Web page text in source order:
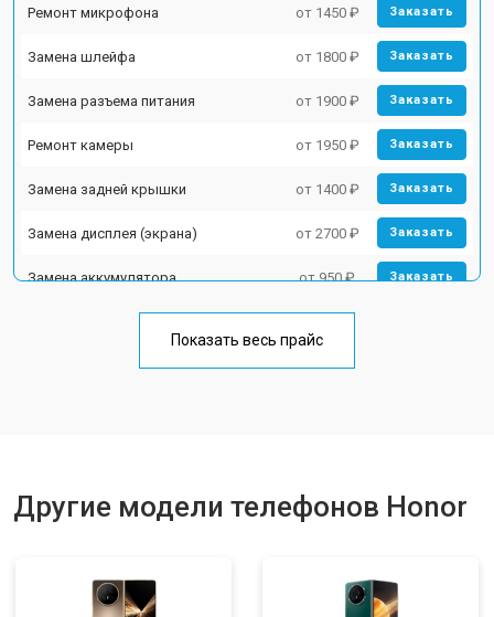
Ремонт микрофона от 1450 ₽ Заказать
Замена шлейфа от 1800 ₽ Заказать
Замена разъема питания от 1900 ₽ Заказать
Ремонт камеры от 1950 ₽ Заказать
Замена задней крышки от 1400 ₽ Заказать
Замена дисплея (экрана) от 2700 ₽ Заказать
Замена аккумулятора от 950 ₽ Заказать
Ремонт цепи питания от 3200 ₽
Показать весь прайс
Другие модели телефонов Honor